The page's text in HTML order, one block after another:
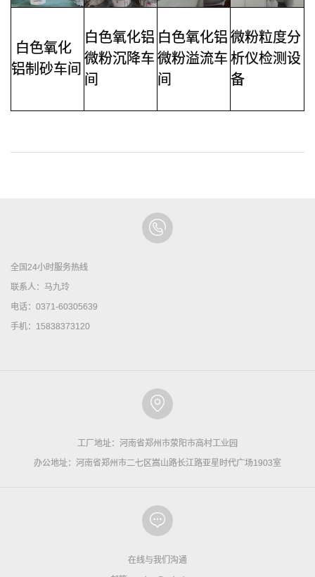
白色氧化
铝制砂车间
白色氧化铝
微粉沉降车
间
白色氧化铝
微粉溢流车
间
微粉粒度分
析仪检测设
备
全国24小时服务热线
联系人：马九玲
电话：0371-60305639
手机：15838373120
工厂地址：河南省郑州市荥阳市高村工业园
办公地址：河南省郑州市二七区嵩山路长江路亚星时代广场1903室
在线与我们沟通